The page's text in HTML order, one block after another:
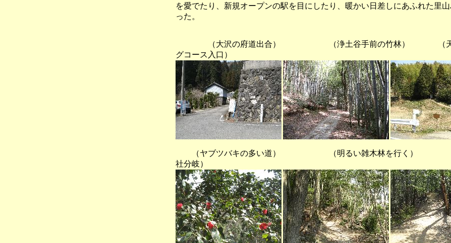
を愛でたり、新規オープンの駅を目にしたり、暖かい日差しにあふれた里
った。
（大沢の府道出合） （浄土谷手前の竹林） （天王
グコース入口）
（ヤブツバキの多い道） （明るい雑木林を行く
社分岐）